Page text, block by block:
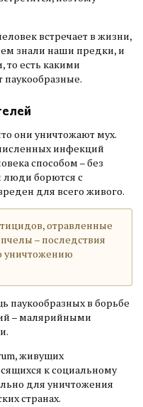
встречает в жизни,
знали наши предки, и
есть какими
они уничтожают мух.
инфекций
способом – без
люди борются с
для всего живого.
отравленные
– последствия
уничтожению
в борьбе
– малярийными
живущих
к социальному
для уничтожения
странах.